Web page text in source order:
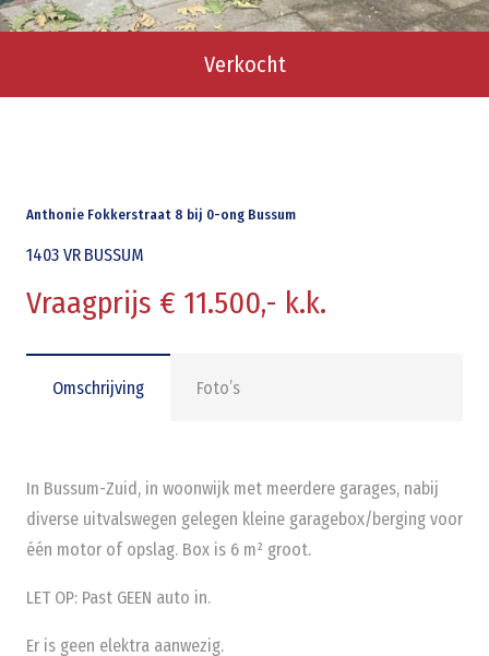
Verkocht
Anthonie Fokkerstraat 8 bij 0-ong Bussum
1403 VR BUSSUM
Vraagprijs € 11.500,- k.k.
Omschrijving Foto’s
In Bussum-Zuid, in woonwijk met meerdere garages, nabij
diverse uitvalswegen gelegen kleine garagebox/berging voor
één motor of opslag. Box is 6 m² groot.
LET OP: Past GEEN auto in.
Er is geen elektra aanwezig.